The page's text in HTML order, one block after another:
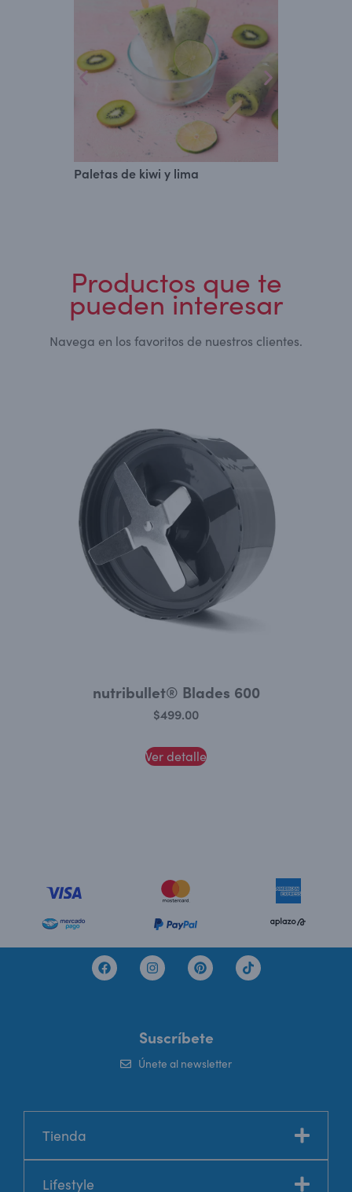
Paletas de kiwi y lima
Productos que te
pueden interesar
Navega en los favoritos de nuestros clientes.
nutribullet® Blades 600
$499.00
Ver detalle
Suscríbete
Únete al newsletter
Tienda
Lifestyle